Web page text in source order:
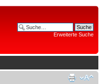
Erweiterte Suche